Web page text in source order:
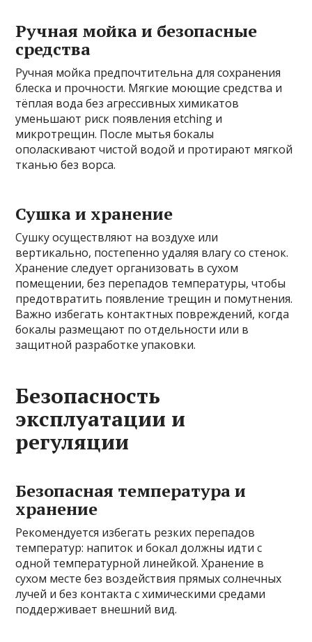
Ручная мойка и безопасные
средства
Ручная мойка предпочтительна для сохранения
блеска и прочности. Мягкие моющие средства и
тёплая вода без агрессивных химикатов
уменьшают риск появления etching и
микротрещин. После мытья бокалы
ополаскивают чистой водой и протирают мягкой
тканью без ворса.
Сушка и хранение
Сушку осуществляют на воздухе или
вертикально, постепенно удаляя влагу со стенок.
Хранение следует организовать в сухом
помещении, без перепадов температуры, чтобы
предотвратить появление трещин и помутнения.
Важно избегать контактных повреждений, когда
бокалы размещают по отдельности или в
защитной разработке упаковки.
Безопасность
эксплуатации и
регуляции
Безопасная температура и
хранение
Рекомендуется избегать резких перепадов
температур: напиток и бокал должны идти с
одной температурной линейкой. Хранение в
сухом месте без воздействия прямых солнечных
лучей и без контакта с химическими средами
поддерживает внешний вид.